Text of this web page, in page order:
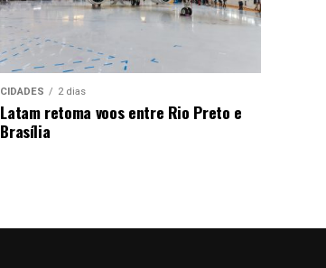
CIDADES 2 dias
Latam retoma voos entre Rio Preto e
Brasília